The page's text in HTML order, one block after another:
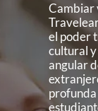
Cambiar
el poder
cultural y
angular
profunda